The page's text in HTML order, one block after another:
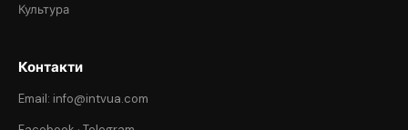
Культура
Контакти
Email: info@intvua.com